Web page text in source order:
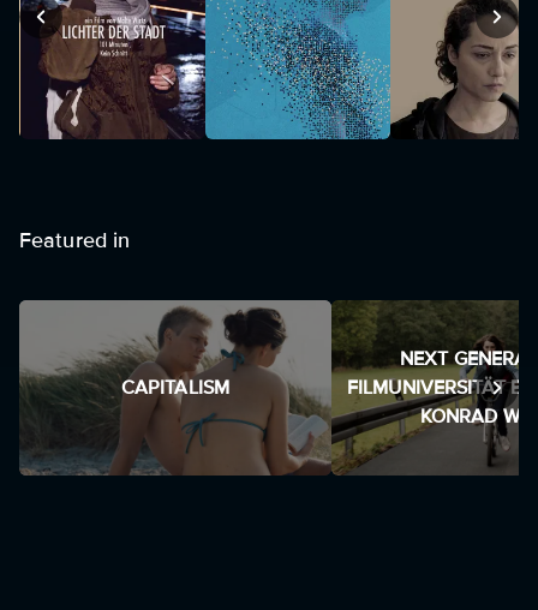
Featured in
CAPITALISM
NEXT
FILMUNIVERSITÄT
KONRAD